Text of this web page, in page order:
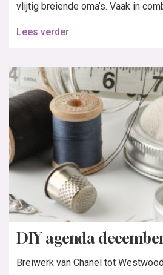
vlijtig breiende oma’s. Vaak in
Lees verder
DIY agenda
Breiwerk van Chanel tot